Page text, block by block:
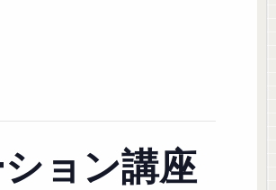
ョン講座